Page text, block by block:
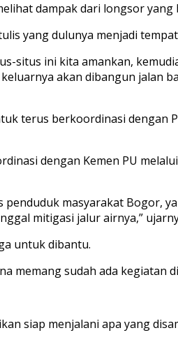
dampak dari longsor
yang dulunya menjadi
situs ini kita amankan,
akan dibangun jalan
terus berkoordinasi dengan
dengan Kemen PU
masyarakat Bogor,
mitigasi jalur airnya,”
untuk dibantu.
memang sudah ada kegiatan
siap menjalani apa yang